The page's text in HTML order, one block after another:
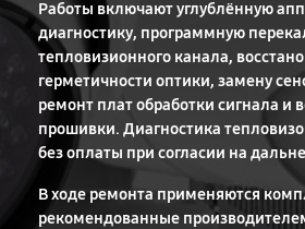
Работы включают углублённую
диагностику, программную
тепловизионного канала,
герметичности оптики, замену
ремонт плат обработки сигнала и
прошивки. Диагностика
без оплаты при согласии на
В ходе ремонта применяются
рекомендованные